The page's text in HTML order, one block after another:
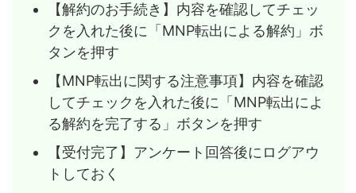
【解約のお手続き】内容を確認してチェッ
クを入れた後に「MNP転出による解約」ボ
タンを押す
【MNP転出に関する注意事項】内容を確認
してチェックを入れた後に「MNP転出によ
る解約を完了する」ボタンを押す
【受付完了】アンケート回答後にログアウ
トしておく